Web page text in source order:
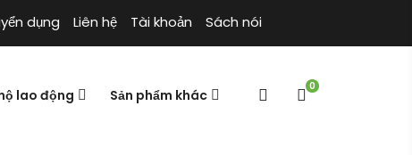
lao động Sản phẩm khác
0
dụng Liên hệ Tài khoản Sách nói